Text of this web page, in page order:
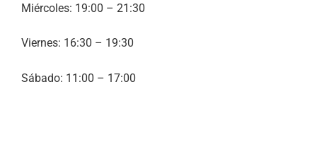
Miércoles: 19:00 – 21:30
Viernes: 16:30 – 19:30
Sábado: 11:00 – 17:00